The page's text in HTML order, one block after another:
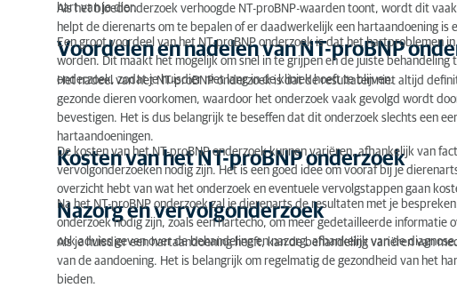
Neem contact op met je dierenarts
hart van je dier.
Als het bloedonderzoek verhoogde NT-proBNP-waarden toont, wordt dit
helpt de dierenarts om te bepalen of er daadwerkelijk een hartaandoening is
Voordelen en nadelen van NT-proBNP
Een groot voordeel van het NT-proBNP onderzoek is dat het hartproblemen
worden. Dit maakt het mogelijk om snel in te grijpen en de juiste behandeling
onderzoek, zodat je huisdier niet lang in de kliniek hoeft te blijven.
Het nadeel van het NT-proBNP onderzoek is dat de resultaten niet altijd
gezonde dieren voorkomen, waardoor het onderzoek vaak gevolgd wordt
bevestigen. Het is dus belangrijk te beseffen dat dit onderzoek slechts een
hartaandoeningen.
Kosten van het NT-proBNP onderzoek
De kosten van het NT-proBNP onderzoek kunnen variëren, afhankelijk van
vervolgonderzoeken nodig zijn. Het is een goed idee om vooraf bij je
overzicht hebt van wat het onderzoek en eventuele vervolgstappen gaan
Nazorg en vervolgonderzoek
Na het NT-proBNP onderzoek zal je dierenarts de resultaten met je
onderzoek nodig zijn, zoals een hartecho, om meer gedetailleerde
ook advies geven over de behandeling en nazorg, afhankelijk van de diagnose.
Als je huisdier een hartaandoening heeft, kan de behandeling variëren van
van de aandoening. Het is belangrijk om regelmatig de gezondheid van het
bieden.